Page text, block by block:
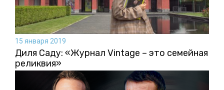
15 января 2019
Диля Саду: «Журнал Vintage – это семейная
реликвия»